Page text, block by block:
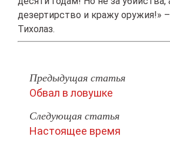
дезертирство и кражу оружия!»
Тихолаз.
Предыдущая статья
Обвал в ловушке
Следующая статья
Настоящее время